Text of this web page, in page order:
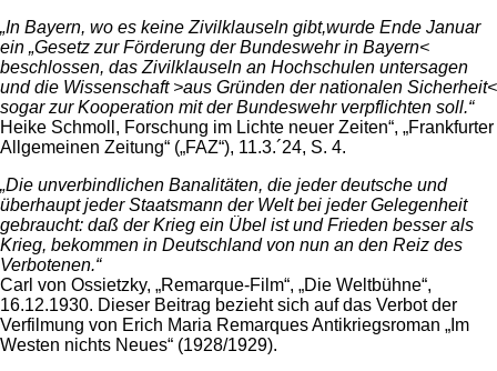
„In Bayern, wo es keine Zivilklauseln gibt,wurde Ende Januar
ein „Gesetz zur Förderung der Bundeswehr in Bayern<
beschlossen, das Zivilklauseln an Hochschulen untersagen
und die Wissenschaft >aus Gründen der nationalen Sicherheit<
sogar zur Kooperation mit der Bundeswehr verpflichten soll.“
Heike Schmoll, Forschung im Lichte neuer Zeiten“, „Frankfurter
Allgemeinen Zeitung“ („FAZ“), 11.3.´24, S. 4.
„Die unverbindlichen Banalitäten, die jeder deutsche und
überhaupt jeder Staatsmann der Welt bei jeder Gelegenheit
gebraucht: daß der Krieg ein Übel ist und Frieden besser als
Krieg, bekommen in Deutschland von nun an den Reiz des
Verbotenen.“
Carl von Ossietzky, „Remarque-Film“, „Die Weltbühne“,
16.12.1930. Dieser Beitrag bezieht sich auf das Verbot der
Verfilmung von Erich Maria Remarques Antikriegsroman „Im
Westen nichts Neues“ (1928/1929).